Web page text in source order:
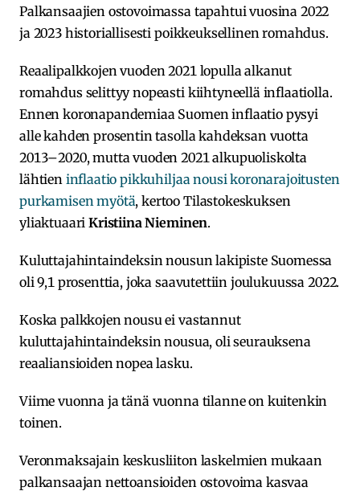
Palkansaajien ostovoimassa tapahtui vuosina 2022
ja 2023 historiallisesti poikkeuksellinen romahdus.
Reaalipalkkojen vuoden 2021 lopulla alkanut
romahdus selittyy nopeasti kiihtyneellä inflaatiolla.
Ennen koronapandemiaa Suomen inflaatio pysyi
alle kahden prosentin tasolla kahdeksan vuotta
2013–2020, mutta vuoden 2021 alkupuoliskolta
lähtien inflaatio pikkuhiljaa nousi korona­rajoitusten
purkamisen myötä, kertoo Tilastokeskuksen
yliaktuaariKristiina Nieminen.
Kuluttajahinta­indeksin nousun lakipiste Suomessa
oli 9,1 prosenttia, joka saavutettiin joulukuussa 2022.
Koska palkkojen nousu ei vastannut
kuluttajahintaindeksin nousua, oli seurauksena
reaaliansioiden nopea lasku.
Viime vuonna ja tänä vuonna tilanne on kuitenkin
toinen.
Veronmaksajain keskusliiton laskelmien mukaan
palkansaajan nettoansioiden ostovoima kasvaa